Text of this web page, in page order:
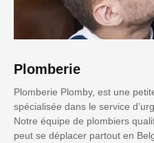
Plomberie
Plomberie Plomby, est une
spécialisée dans le service
Notre équipe de plombiers
peut se déplacer partout en